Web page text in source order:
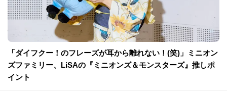
「ダイフクー！のフレーズが耳から離れない！(笑)」ミニオン
ズファミリー、LiSAの『ミニオンズ＆モンスターズ』推しポ
イント